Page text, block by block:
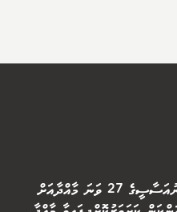
"ހަތާވީސް" މި ނަން ދެވިފައި ވަނީ ގާނޫނުއަސާސީގެ 27 ވަނަ މާއްދާއަށް